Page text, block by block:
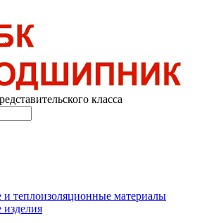
класса
и теплоизоляционные материалы
изделия